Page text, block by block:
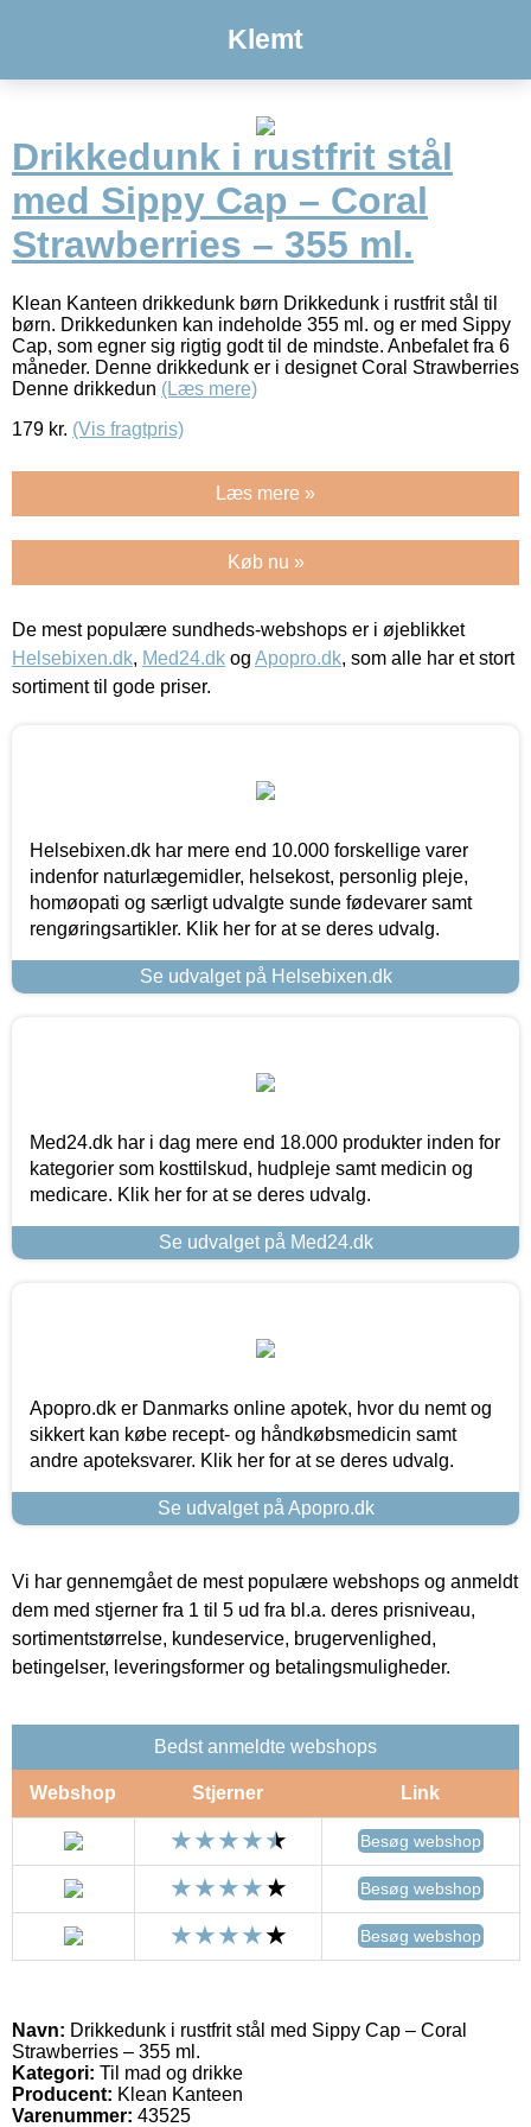
Klemt
Drikkedunk i rustfrit stål
med Sippy Cap – Coral
Strawberries – 355 ml.
Klean Kanteen drikkedunk børn Drikkedunk i rustfrit stål til
børn. Drikkedunken kan indeholde 355 ml. og er med Sippy
Cap, som egner sig rigtig godt til de mindste. Anbefalet fra 6
måneder. Denne drikkedunk er i designet Coral Strawberries
Denne drikkedun (Læs mere)
179 kr. (Vis fragtpris)
Læs mere »
Køb nu »
De mest populære sundheds-webshops er i øjeblikket
Helsebixen.dk, Med24.dk og Apopro.dk, som alle har et stort
sortiment til gode priser.
Helsebixen.dk har mere end 10.000 forskellige varer
indenfor naturlægemidler, helsekost, personlig pleje,
homøopati og særligt udvalgte sunde fødevarer samt
rengøringsartikler. Klik her for at se deres udvalg.
Se udvalget på Helsebixen.dk
Med24.dk har i dag mere end 18.000 produkter inden for
kategorier som kosttilskud, hudpleje samt medicin og
medicare. Klik her for at se deres udvalg.
Se udvalget på Med24.dk
Apopro.dk er Danmarks online apotek, hvor du nemt og
sikkert kan købe recept- og håndkøbsmedicin samt
andre apoteksvarer. Klik her for at se deres udvalg.
Se udvalget på Apopro.dk
Vi har gennemgået de mest populære webshops og anmeldt
dem med stjerner fra 1 til 5 ud fra bl.a. deres prisniveau,
sortimentstørrelse, kundeservice, brugervenlighed,
betingelser, leveringsformer og betalingsmuligheder.
Bedst anmeldte webshops
Webshop Stjerner Link
Besøg webshop
Besøg webshop
Besøg webshop
Navn: Drikkedunk i rustfrit stål med Sippy Cap – Coral
Strawberries – 355 ml.
Kategori: Til mad og drikke
Producent: Klean Kanteen
Varenummer: 43525